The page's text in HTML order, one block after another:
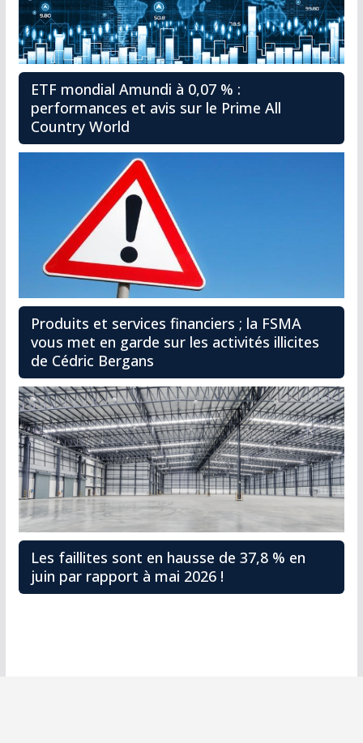
ETF mondial Amundi à 0,07 % :
performances et avis sur le Prime All
Country World
Produits et services financiers ; la FSMA
vous met en garde sur les activités illicites
de Cédric Bergans
Les faillites sont en hausse de 37,8 % en
juin par rapport à mai 2026 !